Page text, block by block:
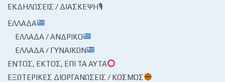
ΕΚΔΗΛΏΣΕΙΣ / ΔΙΆΣΚΕΨΗ🎙
ΕΛΛΆΔΑ
ΕΛΛΆΔΑ / ΑΝΔΡΙΚΌ
ΕΛΛΆΔΑ / ΓΥΝΑΙΚΏΝ
ΕΝΤΌΣ, ΕΚΤΌΣ, ΕΠΊ ΤΑ ΑΥΤΆ
ΕΞΩΤΕΡΙΚΈΣ ΔΙΟΡΓΑΝΏΣΕΙΣ / ΚΌΣΜΟΣ